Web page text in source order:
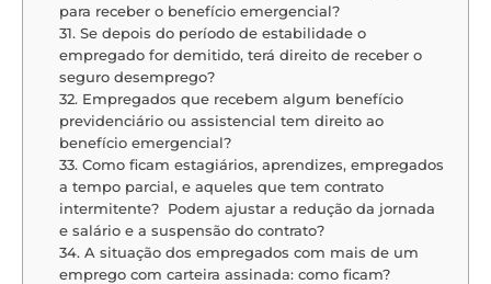
para receber o benefício emergencial?
31. Se depois do período de estabilidade o
empregado for demitido, terá direito de receber o
seguro desemprego?
32. Empregados que recebem algum benefício
previdenciário ou assistencial tem direito ao
benefício emergencial?
33. Como ficam estagiários, aprendizes, empregados
a tempo parcial, e aqueles que tem contrato
intermitente? Podem ajustar a redução da jornada
e salário e a suspensão do contrato?
34. A situação dos empregados com mais de um
emprego com carteira assinada: como ficam?